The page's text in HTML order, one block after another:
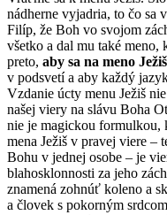
nádherne vyjadria, to čo sa
Filíp, že Boh vo svojom
všetko a dal mu také meno,
preto, aby sa na meno
v podsvetí a aby každý
Vzdanie úcty menu Ježiš
našej viery na slávu Boha
nie je magickou formulkou,
mena Ježiš v pravej viere –
Bohu v jednej osobe – je
blahosklonnosti za jeho
znamená zohnúť koleno a
a človek s pokorným